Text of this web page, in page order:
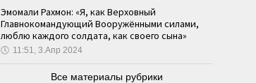
Эмомали Рахмон: «Я, как Верховный
Главнокомандующий Вооружёнными силами,
люблю каждого солдата, как своего сына»
🕔 11:51, 3.Апр 2024
Все материалы рубрики